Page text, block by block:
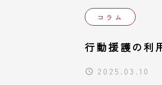
コラム
行動援護の利
2025.03.10